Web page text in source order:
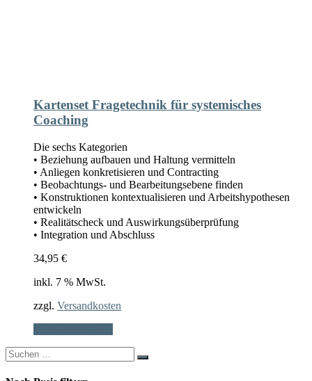
Kartenset Fragetechnik für systemisches
Coaching
Die sechs Kategorien
• Beziehung aufbauen und Haltung vermitteln
• Anliegen konkretisieren und Contracting
• Beobachtungs- und Bearbeitungsebene finden
• Konstruktionen kontextualisieren und Arbeitshypothesen
entwickeln
• Realitätscheck und Auswirkungsüberprüfung
• Integration und Abschluss
34,95 €
inkl. 7 % MwSt.
zzgl. Versandkosten
Search
for: